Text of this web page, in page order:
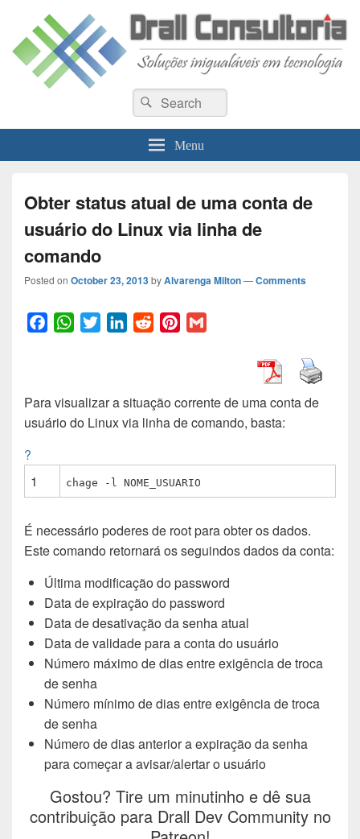
Drall Dev Community
Blog de compartilhamento de informações de desenvolvimento de sistemas
Search
for:
Search
Menu
Obter status atual de uma conta de
usuário do Linux via linha de
comando
Posted on October 23, 2013byAlvarenga Milton—Comments
b
o
k
W
s
A
p
t
e
e
d
n
R
i
t
e
r
s
t
l
Para visualizar a situação corrente de uma conta de
usuário do Linux via linha de comando, basta:
?
1
chage -l NOME_USUARIO
É necessário poderes de root para obter os dados.
Este comando retornará os seguindos dados da conta:
Última modificação do password
Data de expiração do password
Data de desativação da senha atual
Data de validade para a conta do usuário
Número máximo de dias entre exigência de troca
de senha
Número mínimo de dias entre exigência de troca
de senha
Número de dias anterior a expiração da senha
para começar a avisar/alertar o usuário
Gostou? Tire um minutinho e dê sua
contribuição para Drall Dev Community no